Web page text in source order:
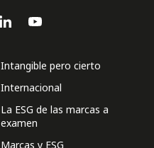
Intangible pero cierto
Internacional
La ESG de las marcas a
examen
Marcas y ESG